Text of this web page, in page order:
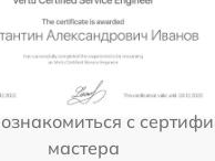
с
мастера